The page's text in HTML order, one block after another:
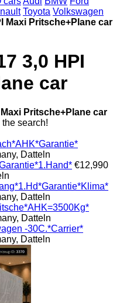
Toyota Volkswagen
Maxi Pritsche+Plane car
3,0 HPI
car
Maxi Pritsche+Plane car
search!
Datteln
€12,990
Datteln
Datteln
-30C.*Carrier*
Datteln